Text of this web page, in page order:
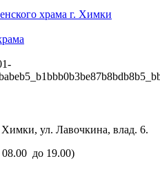
храма г. Химки
Химки, ул. Лавочкина, влад. 6.
08.00 до 19.00)